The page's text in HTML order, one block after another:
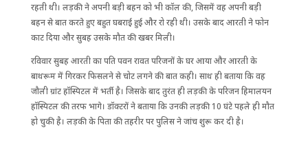
रहती थी। लड़की ने अपनी बड़ी बहन को भी कॉल की, जिसमें वह अपनी बड़ी
बहन से बात करते हुए बहुत घबराई हुई और रो रही थी। उसके बाद आरती ने फोन
काट दिया और सुबह उसके मौत की खबर मिली।
रविवार सुबह आरती का पति पवन रावत परिजनों के घर आया और आरती के
बाथरूम में गिरकर फिसलने से चोट लगने की बात कही। साथ ही बताया कि वह
जौली ग्रांट हॉस्पिटल में भर्ती है। जिसके बाद तुरंत ही लड़की के परिजन हिमालयन
हॉस्पिटल की तरफ भागे। डॉक्टरों ने बताया कि उनकी लड़की 10 घंटे पहले ही मौत
हो चुकी है। लड़की के पिता की तहरीर पर पुलिस ने जांच शुरू कर दी है।